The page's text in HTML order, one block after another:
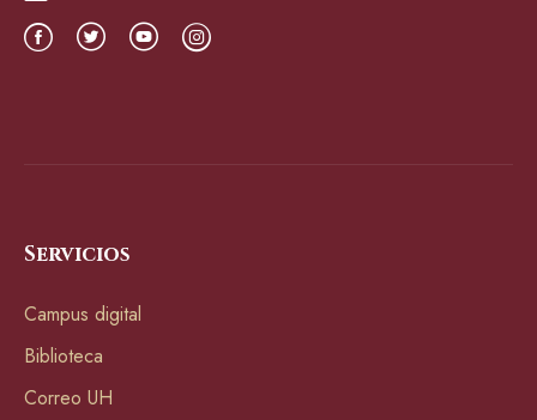
Servicios
Campus digital
Biblioteca
Correo UH